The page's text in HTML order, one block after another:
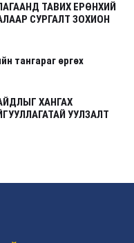
ТАВИХ ЕРӨНХИЙ
СУРГАЛТ ЗОХИОН
тангараг өргөх
ХАНГАХ
УУЛЗАЛТ